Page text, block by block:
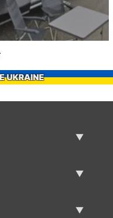
UKRAINE